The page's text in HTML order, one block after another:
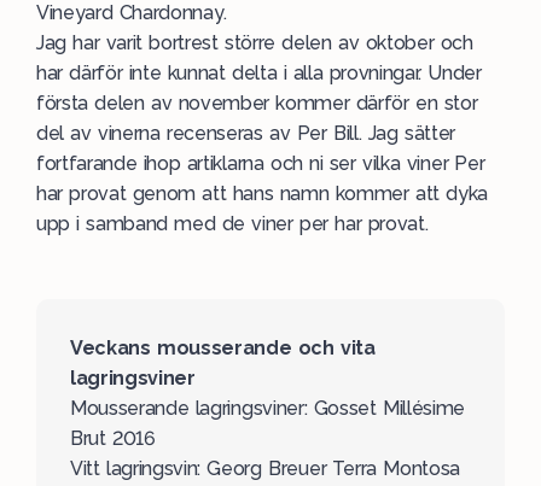
Vineyard Chardonnay.
Jag har varit bortrest större delen av oktober och
har därför inte kunnat delta i alla provningar. Under
första delen av november kommer därför en stor
del av vinerna recenseras av Per Bill. Jag sätter
fortfarande ihop artiklarna och ni ser vilka viner Per
har provat genom att hans namn kommer att dyka
upp i samband med de viner per har provat.
Veckans mousserande och vita
lagringsviner
Mousserande lagringsviner: Gosset Millésime
Brut 2016
Vitt lagringsvin: Georg Breuer Terra Montosa